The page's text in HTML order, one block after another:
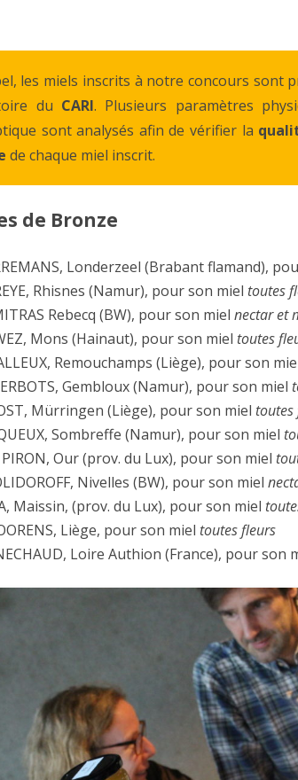
les miels inscrits à notre concours sont
du CARI. Plusieurs paramètres
sont analysés afin de vérifier la
de chaque miel inscrit.
de Bronze
Londerzeel (Brabant flamand),
Rhisnes (Namur), pour son miel toutes
Rebecq (BW), pour son miel nectar et
Mons (Hainaut), pour son miel toutes
Remouchamps (Liège), pour son
Gembloux (Namur), pour son miel
Mürringen (Liège), pour son miel toutes
Sombreffe (Namur), pour son miel
Our (prov. du Lux), pour son miel
Nivelles (BW), pour son miel
Maissin, (prov. du Lux), pour son miel
Liège, pour son miel toutes fleurs
Loire Authion (France), pour son